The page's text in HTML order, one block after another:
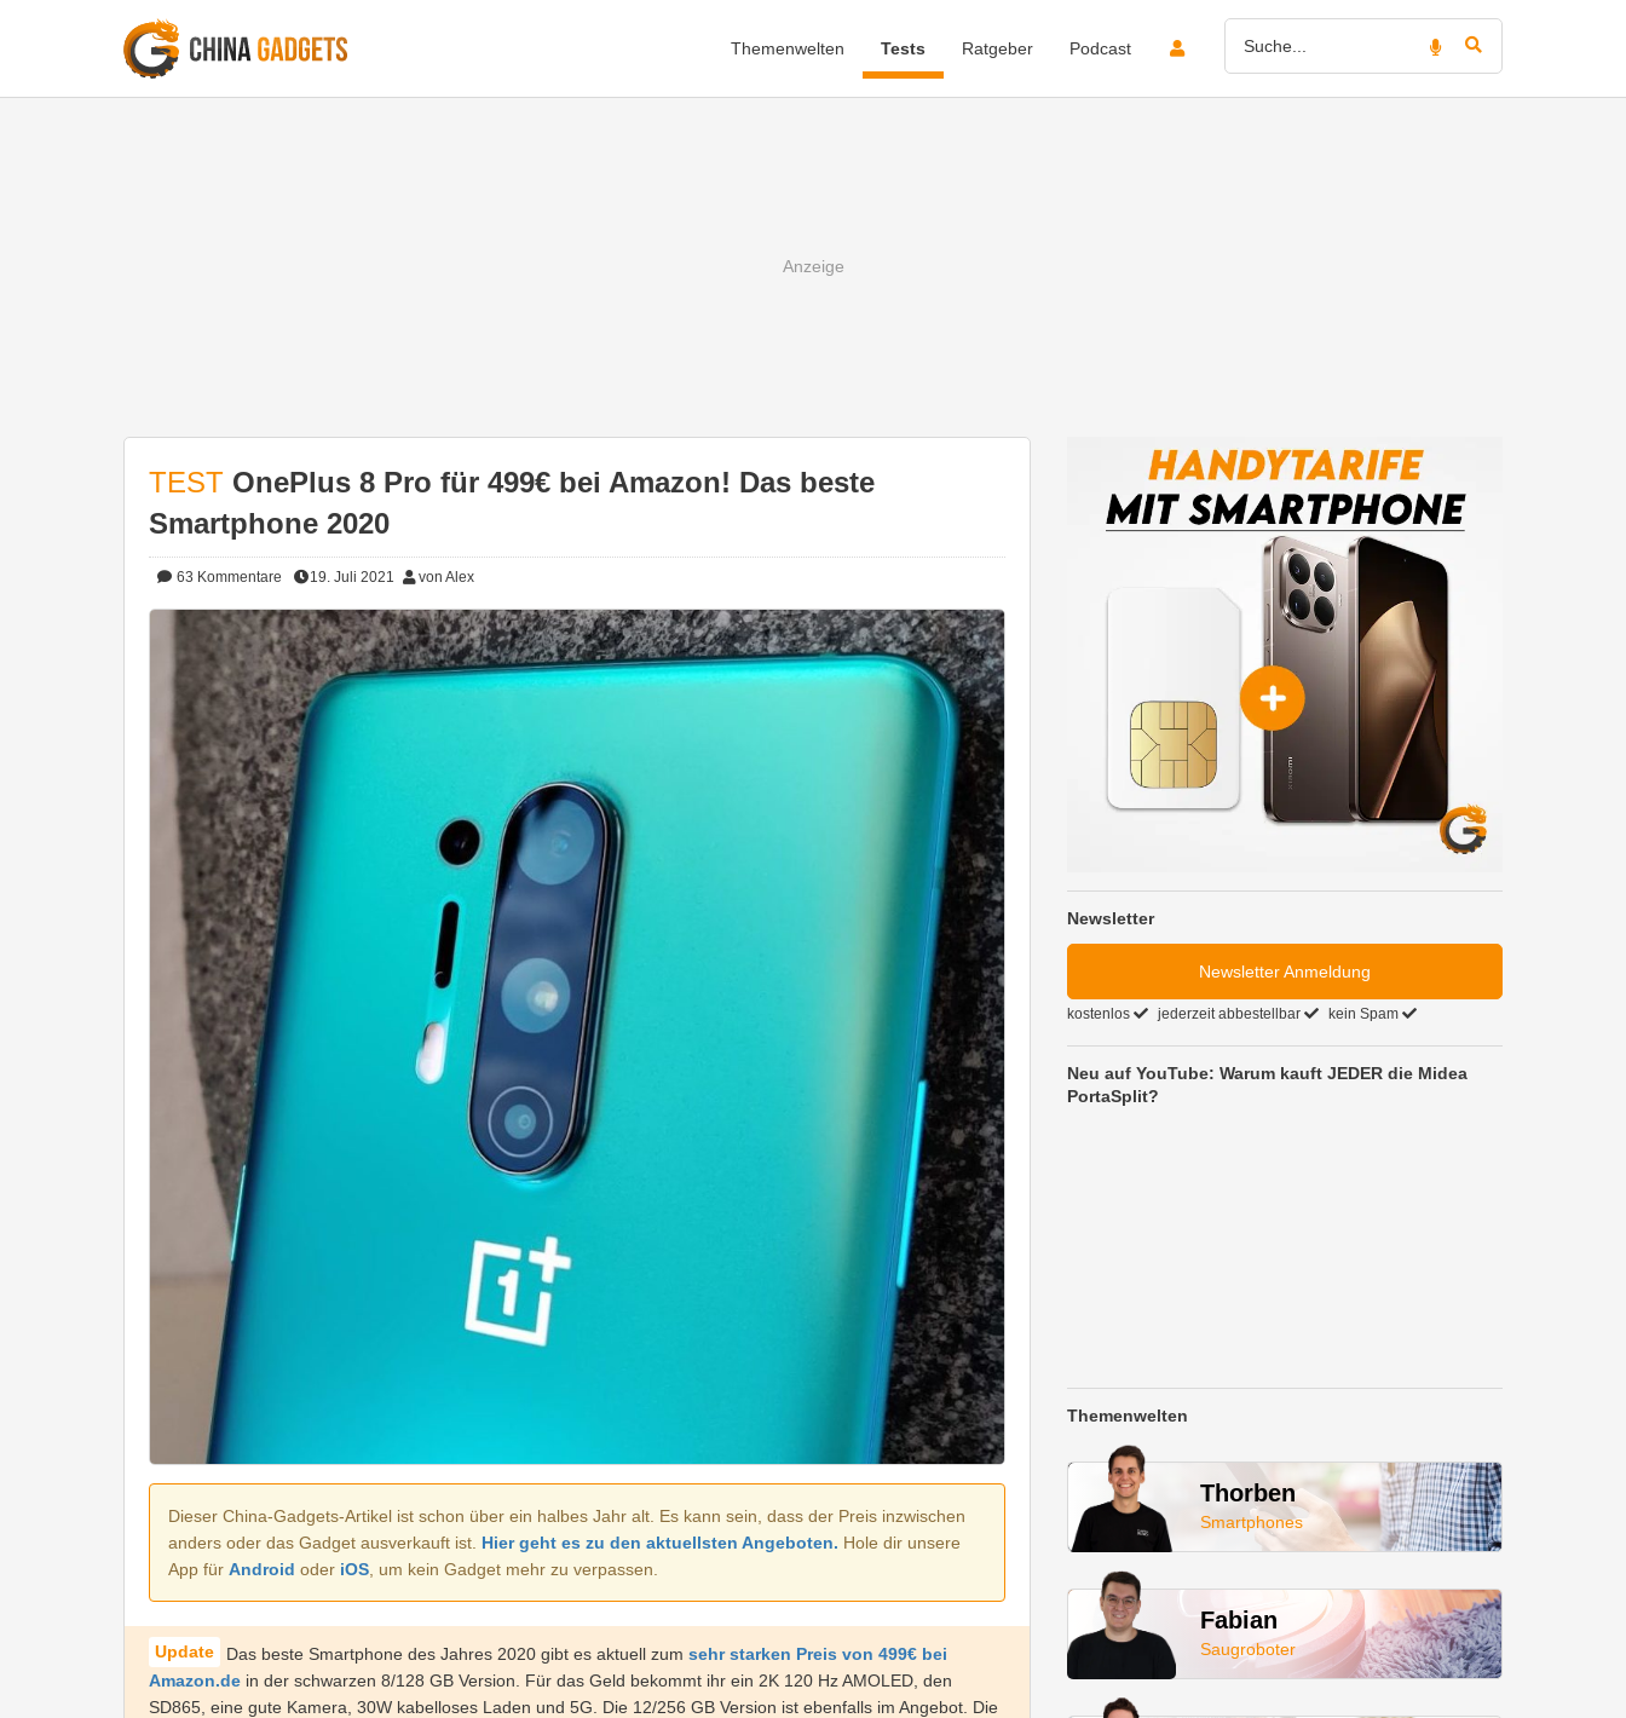
Themenwelten Tests Ratgeber Podcast
TEST OnePlus 8 Pro für 499€ bei Amazon! Das beste
Smartphone 2020
63 Kommentare 19. Juli 2021 von Alex
Dieser China-Gadgets-Artikel ist schon über ein halbes Jahr alt. Es kann sein, dass der Preis inzwischen
anders oder das Gadget ausverkauft ist. Hier geht es zu den aktuellsten Angeboten. Hole dir unsere
App für Android oder iOS , um kein Gadget mehr zu verpassen.
Das beste Smartphone des Jahres 2020 gibt es aktuell zum sehr starken Preis von 499€ bei
Amazon.de in der schwarzen 8/128 GB Version. Für das Geld bekommt ihr ein 2K 120 Hz AMOLED, den
SD865, eine gute Kamera, 30W kabelloses Laden und 5G. Die 12/256 GB Version ist ebenfalls im Angebot. Die
Newsletter
Newsletter Anmeldung
kostenlos jederzeit abbestellbar kein Spam
Neu auf YouTube: Warum kauft JEDER die Midea
PortaSplit?
Themenwelten
Thorben
Smartphones
Fabian
Saugroboter